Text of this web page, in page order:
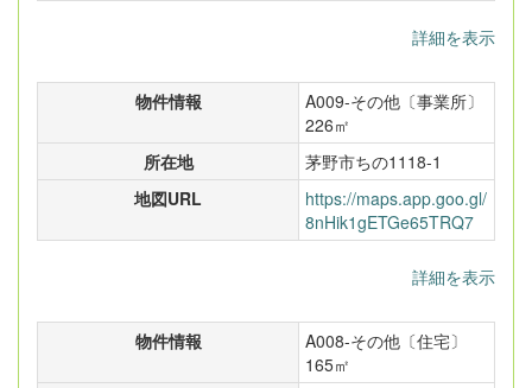
詳細を表示
物件情報
A009-その他〔事業所〕
226㎡
所在地
茅野市ちの1118-1
地図URL
https://maps.app.goo.gl/
8nHik1gETGe65TRQ7
詳細を表示
物件情報
A008-その他〔住宅〕
165㎡